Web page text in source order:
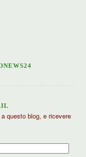
questo blog, e ricevere